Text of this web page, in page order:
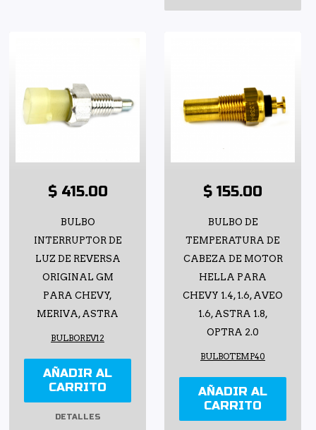
$ 415.00
BULBO
INTERRUPTOR DE
LUZ DE REVERSA
ORIGINAL GM
PARA CHEVY,
MERIVA, ASTRA
BULBOREV12
AÑADIR AL
CARRITO
DETALLES
$ 155.00
BULBO DE
TEMPERATURA DE
CABEZA DE MOTOR
HELLA PARA
CHEVY 1.4, 1.6, AVEO
1.6, ASTRA 1.8,
OPTRA 2.0
BULBOTEMP40
AÑADIR AL
CARRITO